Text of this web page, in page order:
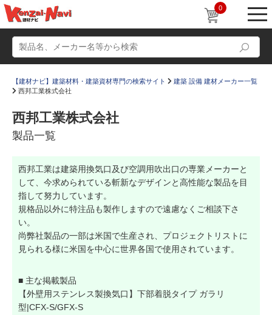
0
かたなび コラム
すまいリング
Q＆A 販売・施工代理店募集
お気に入り
【建材ナビ】建築材料・建築資材専門の検索サイト
建築 設備 建材メーカー一覧
西邦工業株式会社
西邦工業株式会社
製品一覧
西邦工業は建築用換気口及び空調用吹出口の専業メーカーと
して、今求められている斬新なデザインと高性能な製品を目
指して努力しています。
規格品以外に特注品も製作しますので遠慮なくご相談下さ
い。
尚弊社製品の一部は米国で生産され、プロジェクトリストに
見られる様に米国を中心に世界各国で使用されています。
■ 主な掲載製品
【外壁用ステンレス製換気口】下部着脱タイプ ガラリ
型|CFX-S/GFX-S